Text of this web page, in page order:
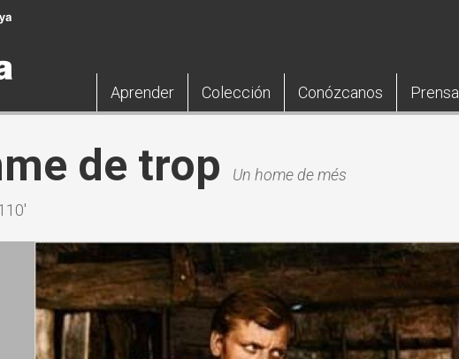
Aprender Colección Conózcanos Prensa
de trop
Un home de més